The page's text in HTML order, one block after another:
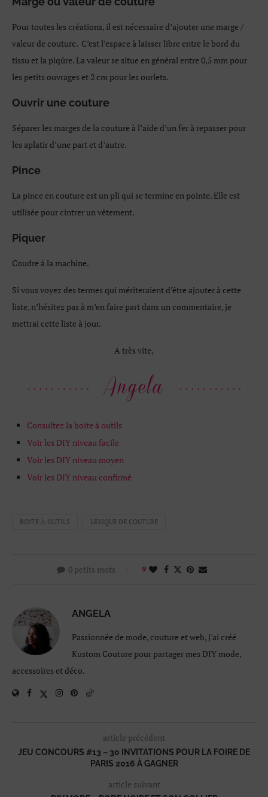
Pour toutes les créations, il est nécessaire d’ajouter une marge /
valeur de couture. C’est l’espace à laisser libre entre le bord du
tissu et la piqûre. La valeur se situe en général entre 0,5 mm pour
les petits ouvrages et 2 cm pour les ourlets.
Ouvrir une couture
Séparer les marges de la couture à l’aide d’un fer à repasser pour
les aplatir d’une part et d’autre.
Pince
La pince en couture est un pli qui se termine en pointe. Elle est
utilisée pour cintrer un vêtement.
Piquer
Coudre à la machine.
Si vous voyez des termes qui mériteraient d’être ajouter à cette
liste, n’hésitez pas à m’en faire part dans un commentaire, je
mettrai cette liste à jour.
A très vite,
Consultez la boite à outils
Voir les DIY niveau facile
Voir les DIY niveau moyen
Voir les DIY niveau confirmé
BOITE À OUTILS LEXIQUE DE COUTURE
0 petits mots 9
ANGELA
Passionnée de mode, couture et web, j'ai créé
Kustom Couture pour partager mes DIY mode,
accessoires et déco.
article précédent
JEU CONCOURS #13 – 30 INVITATIONS POUR LA FOIRE DE
PARIS 2016 À GAGNER
article suivant